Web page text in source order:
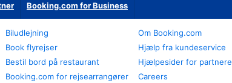
Booking.com for Business
Biludlejning
Book flyrejser
Bestil bord på restaurant
Booking.com for rejsearrangører
Om Booking.com
Hjælp fra kundeservice
Hjælpesider for partnere
Careers